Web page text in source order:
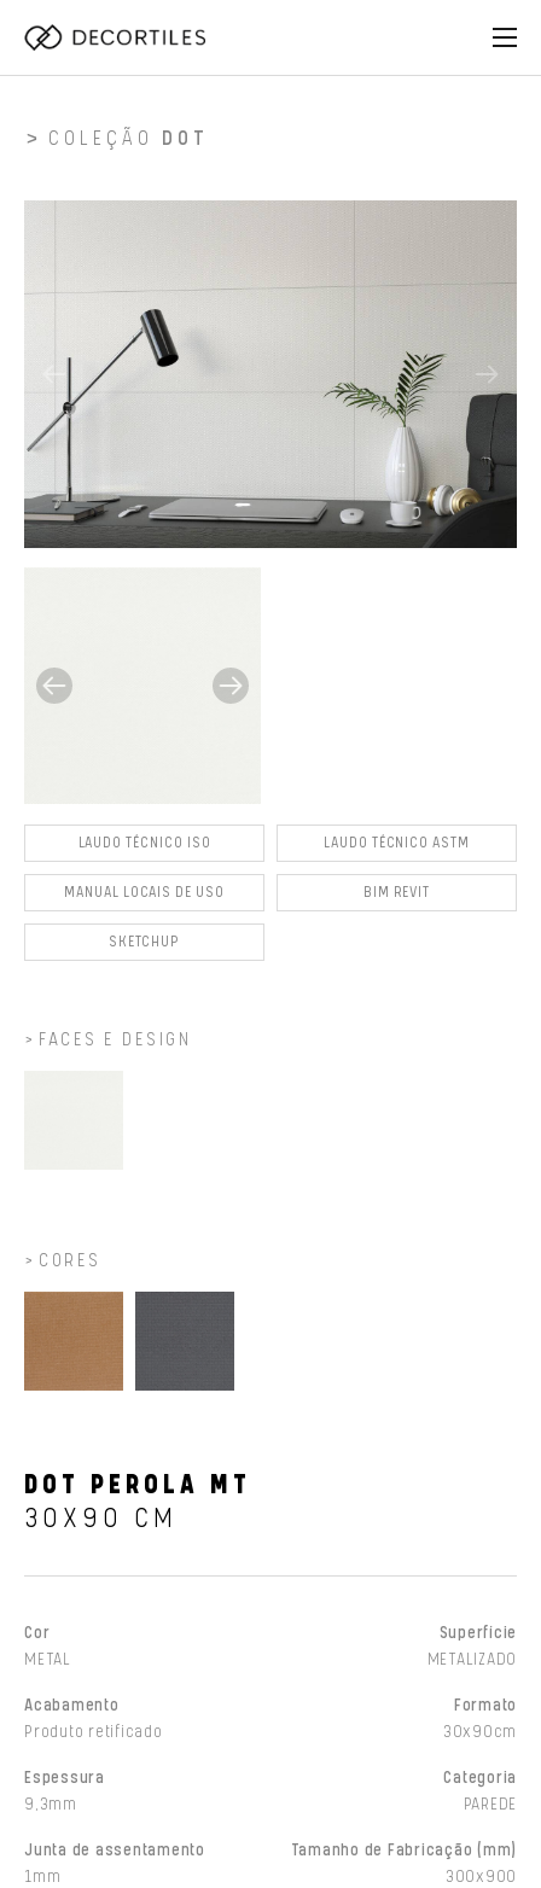
COLEÇÃO DOT
LAUDO TÉCNICO ISO LAUDO TÉCNICO ASTM
MANUAL LOCAIS DE USO BIM REVIT
SKETCHUP
FACES E DESIGN
CORES
DOT PEROLA MT
30X90 CM
Cor
METAL
Superfície
METALIZADO
Acabamento
Produto retificado
Formato
30x90cm
Espessura
9,3mm
Categoria
PAREDE
Junta de assentamento
1mm
Tamanho de Fabricação (mm)
300x900